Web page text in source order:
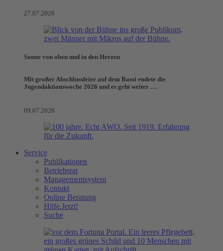
27.07.2026
Sonne von oben und in den Herzen
Mit großer Abschlussfeier auf dem Bassi endete die
Jugendaktionswoche 2026 und es geht weiter …
09.07.2026
Service
Publikationen
Betriebsrat
Managementsystem
Kontakt
Online Beratung
Hilfe.Jetzt!
Suche